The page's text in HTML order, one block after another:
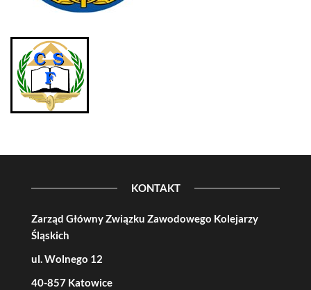
KONTAKT
Zarząd Główny Związku Zawodowego Kolejarzy
Śląskich
ul. Wolnego 12
40-857 Katowice